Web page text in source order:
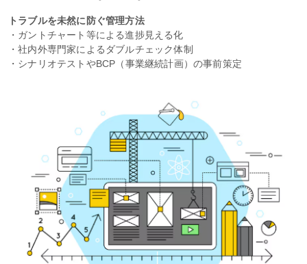
トラブルを未然に防ぐ管理方法
・ガントチャート等による進捗見える化
・社内外専門家によるダブルチェック体制
・シナリオテストやBCP（事業継続計画）の事前策定